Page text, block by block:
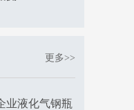
更多>>
业液化气钢瓶